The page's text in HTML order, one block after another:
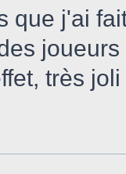
que j'ai
joueurs
très